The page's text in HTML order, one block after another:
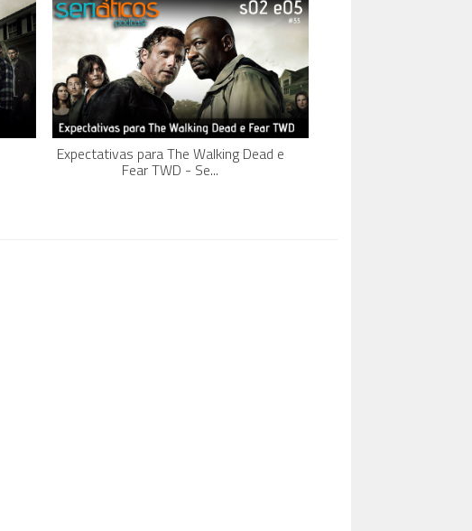
Expectativas para The Walking Dead e
Fear TWD - Se...